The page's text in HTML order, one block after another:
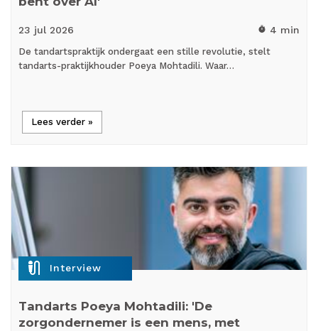
23 jul 2026 timer 4 min
De tandartspraktijk ondergaat een stille revolutie, stelt
tandarts-praktijkhouder Poeya Mohtadili. Waar…
Lees verder »
mic_external_on Interview
Tandarts Poeya Mohtadili: 'De
zorgondernemer is een mens, met